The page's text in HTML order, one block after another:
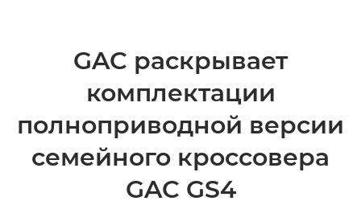
GAC раскрывает
комплектации
полноприводной версии
семейного кроссовера
GAC GS4